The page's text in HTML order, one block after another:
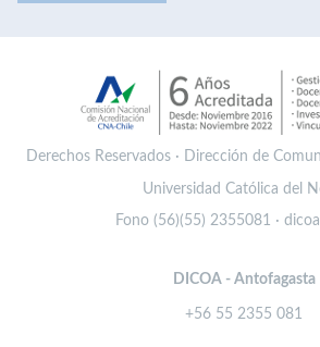
Derechos Reservados · Dirección de
Universidad Católica del
Fono (56)(55) 2355081 ·
DICOA - Antofagasta
+56 55 2355 081